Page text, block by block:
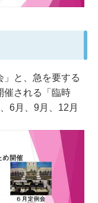
」と、急を要する
催される「臨時
6月、9月、12月